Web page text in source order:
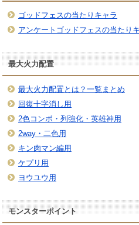
ゴッドフェスの当たりキャラ
アンケートゴッドフェスの当たり
最大火力配置
最大火力配置とは？一覧まとめ
回復十字消し用
2色コンボ・列強化・英雄神用
2way・二色用
キン肉マン編用
ケプリ用
ヨウユウ用
モンスターポイント